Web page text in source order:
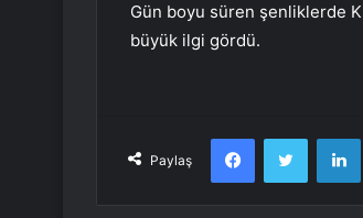
Gün boyu süren şenliklerde
büyük ilgi gördü.
Paylaş
FacebookTwitter